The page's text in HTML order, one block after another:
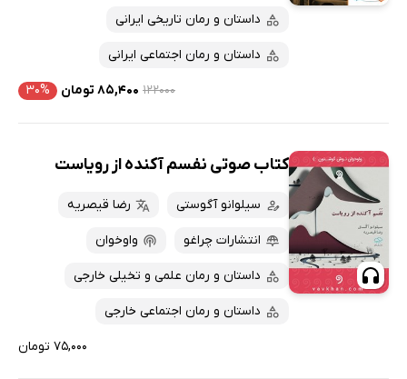
داستان و رمان تاریخی ایرانی
داستان و رمان اجتماعی ایرانی
۱۲۲۰۰۰ ۸۵,۴۰۰ تومان ۳۰%
کتاب صوتی نفسم آکنده از رویاست
سیلوانو آگوستی رضا قیصریه
انتشارات چراغو واوخوان
داستان و رمان علمی و تخیلی خارجی
داستان و رمان اجتماعی خارجی
۷۵,۰۰۰ تومان